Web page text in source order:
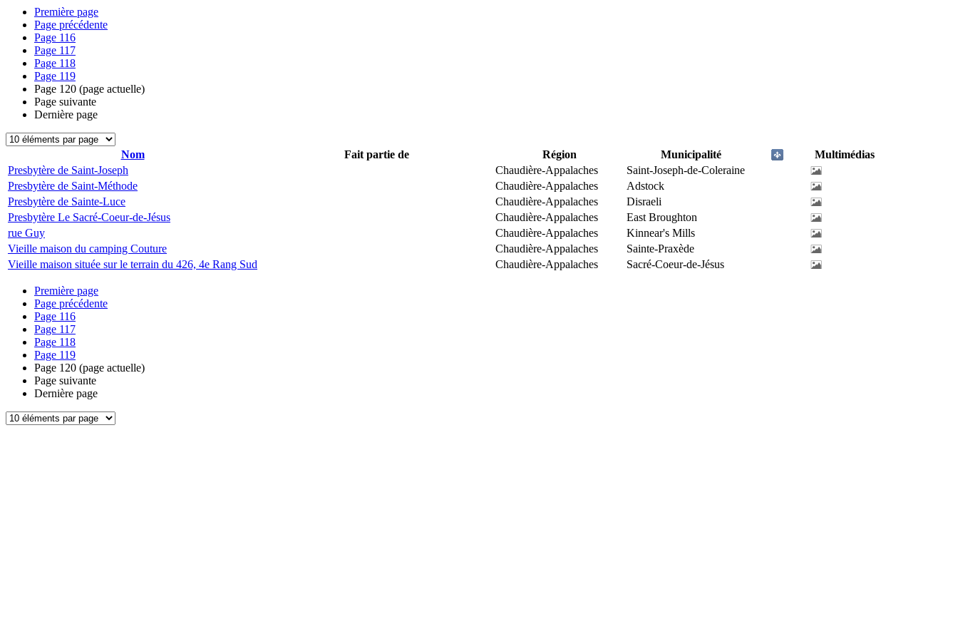
Première page
Page précédente
Page 116
Page 117
Page 118
Page 119
Page 120 (page actuelle)
Page suivante
Dernière page
Nom Fait partie de Région Municipalité
Multimédias
Presbytère de Saint-Joseph
Chaudière-Appalaches
Saint-Joseph-de-Coleraine
Presbytère de Saint-Méthode
Chaudière-Appalaches
Adstock
Presbytère de Sainte-Luce
Chaudière-Appalaches
Disraeli
Presbytère Le Sacré-Coeur-de-Jésus
Chaudière-Appalaches
East Broughton
rue Guy
Chaudière-Appalaches
Kinnear's Mills
Vieille maison du camping Couture
Chaudière-Appalaches
Sainte-Praxède
Vieille maison située sur le terrain du 426, 4e Rang Sud
Chaudière-Appalaches Sacré-Coeur-de-Jésus
Première page
Page précédente
Page 116
Page 117
Page 118
Page 119
Page 120 (page actuelle)
Page suivante
Dernière page